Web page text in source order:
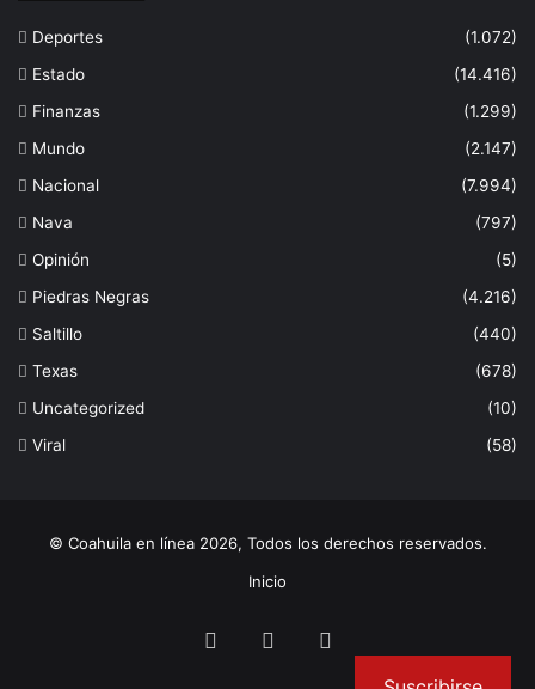
Deportes
(1.072)
Estado
(14.416)
Finanzas
(1.299)
Mundo
(2.147)
Nacional
(7.994)
Nava
(797)
Opinión
(5)
Piedras Negras
(4.216)
Saltillo
(440)
Texas
(678)
Uncategorized
(10)
Viral
(58)
© Coahuila en línea 2026, Todos los derechos reservados.
Inicio
FacebookTwitter